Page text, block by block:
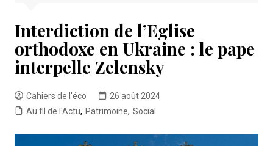
Interdiction de l’Eglise
orthodoxe en Ukraine : le pape
interpelle Zelensky
Cahiers de l'éco
26 août 2024
Au fil de l'Actu, Patrimoine, Social